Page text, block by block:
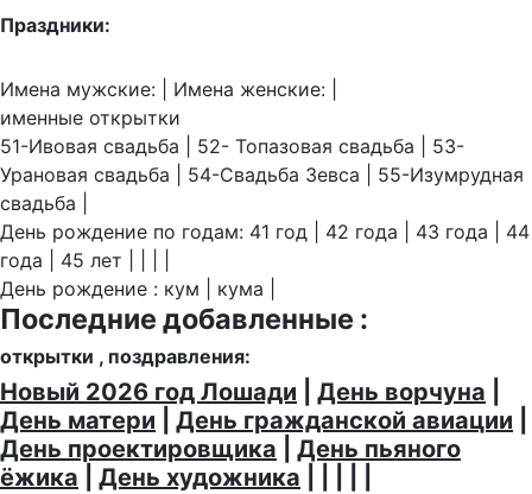
Праздники:
Имена мужские: | Имена женские: |
именные открытки
51-Ивовая свадьба | 52- Топазовая свадьба | 53-
Урановая свадьба | 54-Свадьба Зевса | 55-Изумрудная
свадьба |
День рождение по годам: 41 год | 42 года | 43 года | 44
года | 45 лет | | | |
День рождение : кум | кума |
Последние добавленные :
открытки , поздравления:
Новый 2026 год Лошади День ворчуна
День матери
День гражданской авиации
День проектировщика
День пьяного
ёжика
День художника